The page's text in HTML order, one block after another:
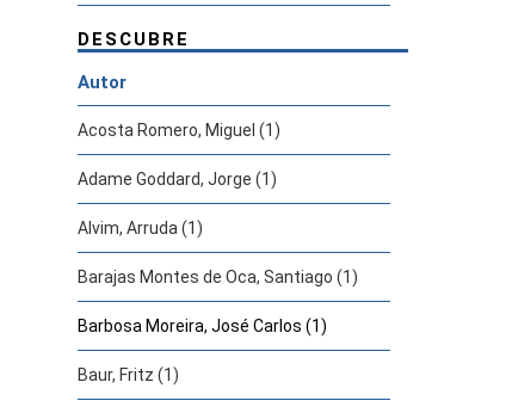
DESCUBRE
Autor
Acosta Romero, Miguel (1)
Adame Goddard, Jorge (1)
Alvim, Arruda (1)
Barajas Montes de Oca, Santiago (1)
Barbosa Moreira, José Carlos (1)
Baur, Fritz (1)